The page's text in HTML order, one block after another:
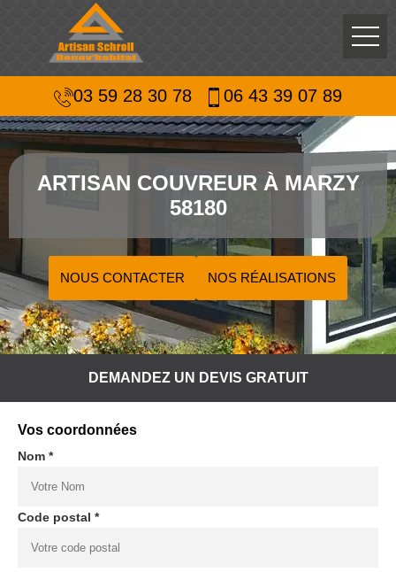
03 59 28 30 78 06 43 39 07 89
ARTISAN COUVREUR À MARZY
58180
NOUS CONTACTER NOS RÉALISATIONS
DEMANDEZ UN DEVIS GRATUIT
Vos coordonnées
Nom *
Code postal *